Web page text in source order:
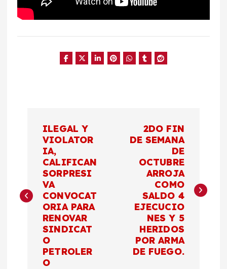
e
ILEGAL Y
VIOLATOR
IA,
CALIFICAN
SORPRESI
VA
CONVOCAT
ORIA PARA
RENOVAR
SINDICAT
O
PETROLER
O
2DO FIN
DE SEMANA
DE
OCTUBRE
ARROJA
COMO
SALDO 4
EJECUCIO
NES Y 5
HERIDOS
POR ARMA
DE FUEGO.